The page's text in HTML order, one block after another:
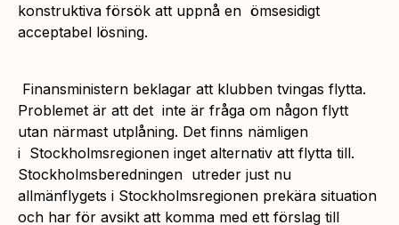
konstruktiva försök att uppnå en ömsesidigt
acceptabel lösning.
Finansministern beklagar att klubben tvingas flytta.
Problemet är att det inte är fråga om någon flytt
utan närmast utplåning. Det finns nämligen
i Stockholmsregionen inget alternativ att flytta till.
Stockholmsberedningen utreder just nu
allmänflygets i Stockholmsregionen prekära situation
och har för avsikt att komma med ett förslag till